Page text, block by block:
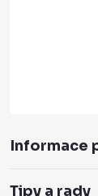
Informace
Tipy a rady